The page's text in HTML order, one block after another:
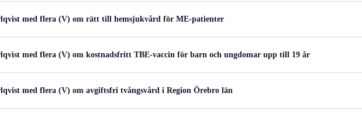
med flera (V) om rätt till hemsjukvård för ME-patienter
med flera (V) om kostnadsfritt TBE-vaccin för barn och ungdomar upp till 19 år
med flera (V) om avgiftsfri tvångsvård i Region Örebro län